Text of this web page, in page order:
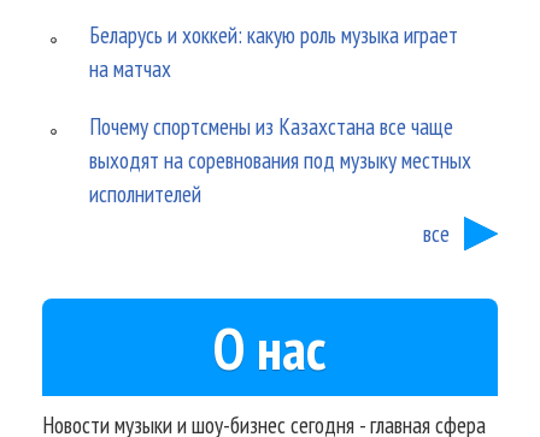
Беларусь и хоккей: какую роль музыка играет
на матчах
Почему спортсмены из Казахстана все чаще
выходят на соревнования под музыку местных
исполнителей
все
О нас
Новости музыки и шоу-бизнес сегодня - главная сфера